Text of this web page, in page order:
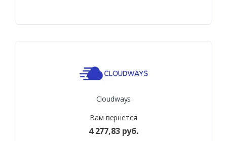
Cloudways
Вам вернется
4 277,83 руб.